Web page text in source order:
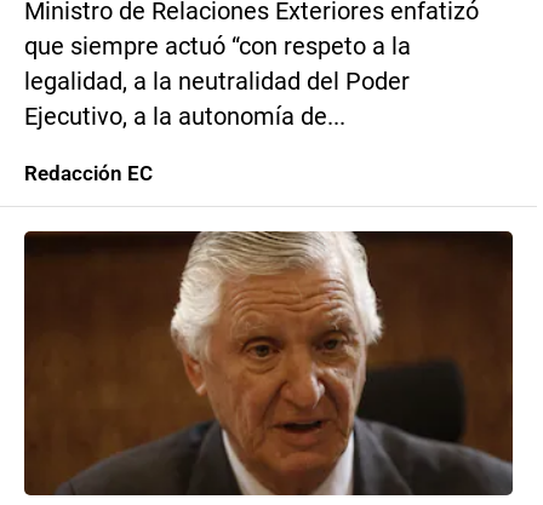
Ministro de Relaciones Exteriores enfatizó
que siempre actuó “con respeto a la
legalidad, a la neutralidad del Poder
Ejecutivo, a la autonomía de...
Redacción EC